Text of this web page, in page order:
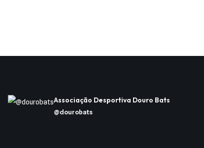
Associação Desportiva Douro Bats
@dourobats